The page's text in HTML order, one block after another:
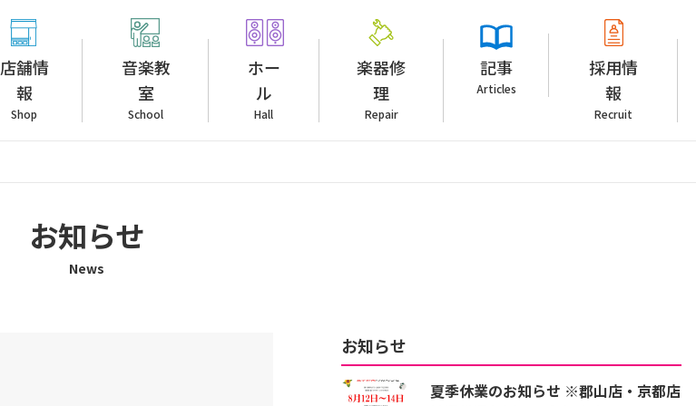
店舗情
報
Shop
音楽教
室
School
ホー
ル
Hall
楽器修
理
Repair
記事
Articles
採用情
報
Recruit
お知らせ
News
お知らせ
夏季休業のお知らせ ※郡山店・京都店